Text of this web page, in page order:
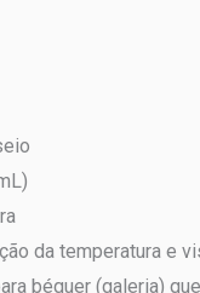
da temperatura e
béquer (galeria)